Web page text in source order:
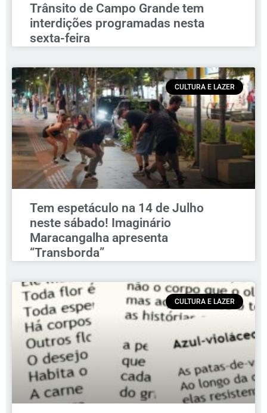
Trânsito de Campo Grande tem
interdições programadas nesta
sexta-feira
CULTURA E LAZER
Tem espetáculo na 14 de Julho
neste sábado! Imaginário
Maracangalha apresenta
“Transborda”
CULTURA E LAZER